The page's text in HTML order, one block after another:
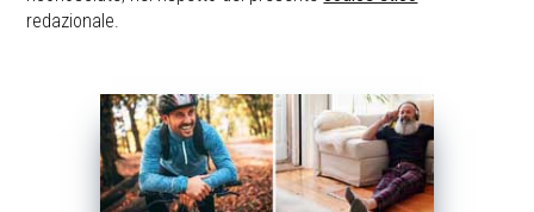
redazionale.